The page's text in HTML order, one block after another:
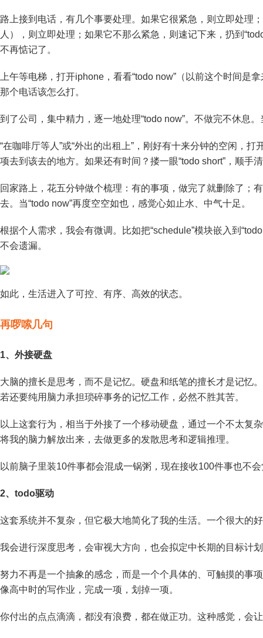
路上接到电话，有几个事要处理。如果它很紧急，则立即处理
人），则立即处理；如果它不那么紧急，则速记下来，扔到
不再惦记了。
上午等电梯，打开iphone，看看“todo now”（以前这个时间是
那个电话该怎么打。
到了公司，集中精力，逐一地处理“todo now”。不做完不休息
“在咖啡厅等人”或“外出的出租上”，刚好有十来分钟的空闲，
项去到该去的地方。如果还有时间？搂一眼“todo short”，顺手
回家路上，花五分钟做个梳理：有的事项，做完了就删除了；
去。当“todo now”再度空空如也，感觉心如止水、中气十足。
根据个人需求，我会有微调。比如把“schedule”模块嵌入到
不会遗漏。
如此，生活进入了可控、有序、高效的状态。
再啰嗦几句
1、外接硬盘
大脑的擅长是思考，而不是记忆。硬盘和纸笔的擅长才是记忆
若还要纯用脑力承担琐碎事务的记忆工作，必然不胜其苦。
以上这套行为，相当于外接了一个移动硬盘，通过一个不太复
将我的脑力解放出来，去做更多的发散思考和逻辑推理。
以前脑子里装10件事都会混成一锅粥，现在接收100件事也不
2、todo驱动
这套系统并不复杂，但它极大地简化了我的生活。一个很大的
我会进行深度思考，会审视大方向，也会拟定中长期的目标计
努力不再是一个抽象的感念，而是一个个具体的、可触摸的事
像高中时的写作业，完成一项，划掉一项。
你付出的点点滴滴，都没有浪费，都在做正功。这种感觉，会